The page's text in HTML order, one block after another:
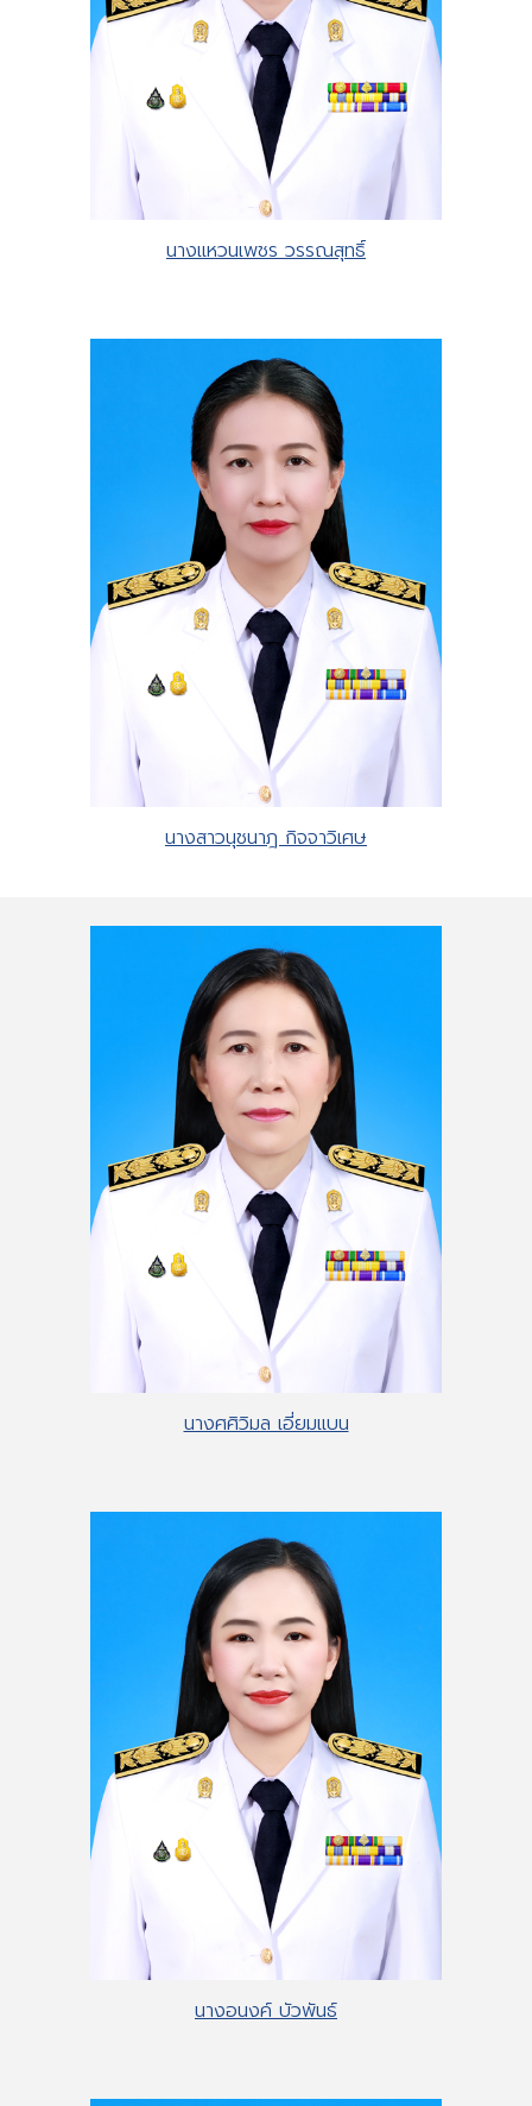
นางแหวนเพชร วรรณสุทธิ์
นางสาวนุชนาฎ กิจจาวิเศษ
นางศศิวิมล เอี่ยมแบน
นางอนงค์ บัวพันธ์